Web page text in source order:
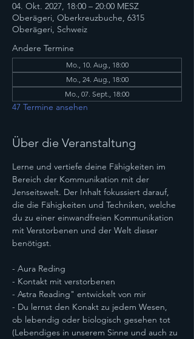
04. Okt. 2027, 18:00 – 20:00 MESZ
Oberägeri, Oberkreuzbuche, 6315
Oberägeri, Schweiz
Andere Termine
Mo., 10. Aug., 18:00
Mo., 24. Aug., 18:00
Mo., 07. Sept., 18:00
47 Termine ansehen
Über die Veranstaltung
Lerne und vertiefe deine Fähigkeiten im
Bereich der Kommunikation mit der
Jenseitswelt. Der Inhalt fokussiert darauf,
die die Fähigkeiten und Techniken, welche
du zu einer einwandfreien Kommunikation
mit Verstorbenen und der Welt dieser
benötigst.
- Aura Reding
- Kontakt mit verstorbenen
- Astra Reading" entwickelt von mir
- Du lernst den Konakt zu jedem Wesen,
ob lebendig oder biologisch gesehen tot
(Lebendiges in unserem Sinne und auch zu